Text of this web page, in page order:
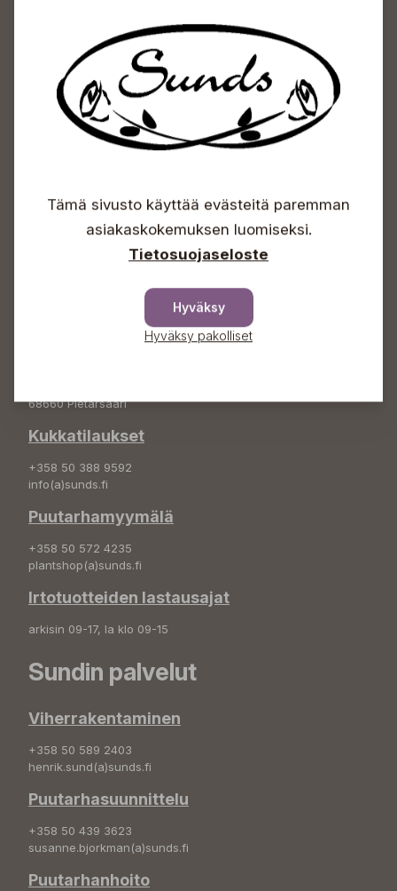
Sundin Puutarhakeskus
Lauantaisin 09-16
Sunnuntaisin Itsepalvelu
Info & vaihde
68660 Pietarsaari
Kukkatilaukset
+358 50 388 9592
info(a)sunds.fi
Puutarhamyymälä
+358 50 572 4235
plantshop(a)sunds.fi
Irtotuotteiden lastausajat
arkisin 09-17, la klo 09-15
Sundin palvelut
Viherrakentaminen
+358 50 589 2403
henrik.sund(a)sunds.fi
Puutarhasuunnittelu
+358 50 439 3623
susanne.bjorkman(a)sunds.fi
Puutarhanhoito
Tämä sivusto käyttää evästeitä paremman
asiakaskokemuksen luomiseksi.
Tietosuojaseloste
Hyväksy
Hyväksy pakolliset